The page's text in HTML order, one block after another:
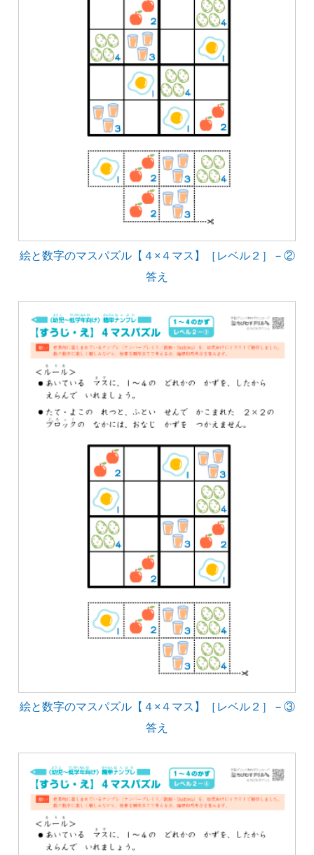
絵と数字のマスパズル【４×４マス】［レベル２］－②
答え
絵と数字のマスパズル【４×４マス】［レベル２］－③
答え